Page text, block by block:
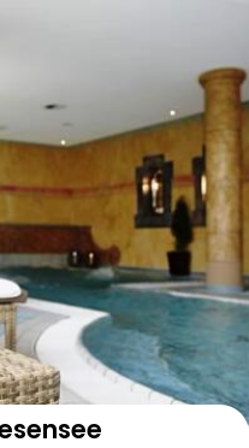
Auf der Karte anzeigen